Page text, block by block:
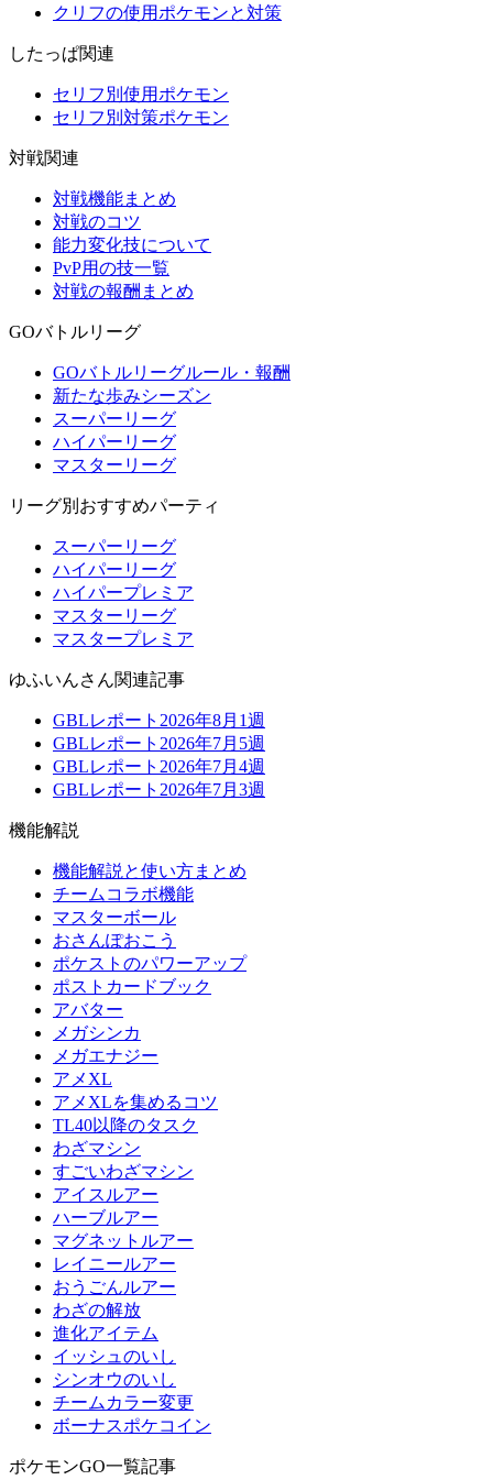
クリフの使用ポケモンと対策
したっぱ関連
セリフ別使用ポケモン
セリフ別対策ポケモン
対戦関連
対戦機能まとめ
対戦のコツ
能力変化技について
PvP用の技一覧
対戦の報酬まとめ
GOバトルリーグ
GOバトルリーグルール・報酬
新たな歩みシーズン
スーパーリーグ
ハイパーリーグ
マスターリーグ
リーグ別おすすめパーティ
スーパーリーグ
ハイパーリーグ
ハイパープレミア
マスターリーグ
マスタープレミア
ゆふいんさん関連記事
GBLレポート2026年8月1週
GBLレポート2026年7月5週
GBLレポート2026年7月4週
GBLレポート2026年7月3週
機能解説
機能解説と使い方まとめ
チームコラボ機能
マスターボール
おさんぽおこう
ポケストのパワーアップ
ポストカードブック
アバター
メガシンカ
メガエナジー
アメXL
アメXLを集めるコツ
TL40以降のタスク
わざマシン
すごいわざマシン
アイスルアー
ハーブルアー
マグネットルアー
レイニールアー
おうごんルアー
わざの解放
進化アイテム
イッシュのいし
シンオウのいし
チームカラー変更
ボーナスポケコイン
ポケモンGO一覧記事